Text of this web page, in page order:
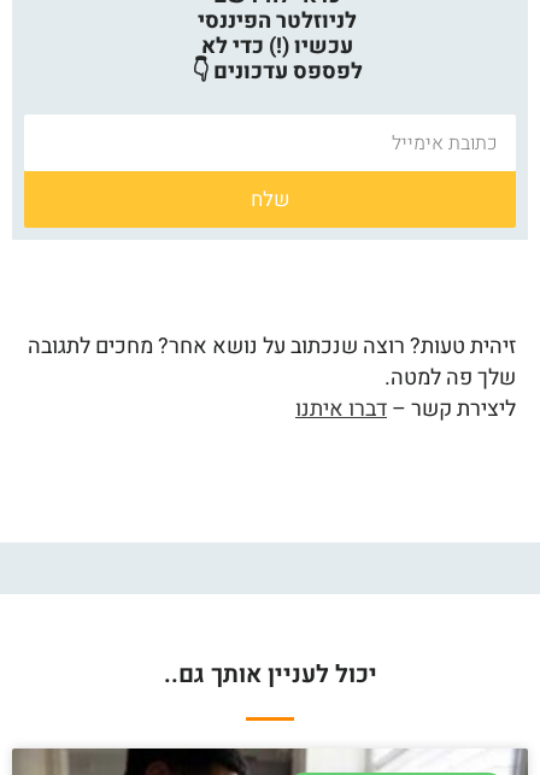
לניוזלטר הפיננסי
עכשיו (!) כדי לא
לפספס עדכונים 👇
שלח
זיהית טעות? רוצה שנכתוב על נושא אחר? מחכים לתגובה
שלך פה למטה.
ליצירת קשר –דברו איתנו
יכול לעניין אותך גם..